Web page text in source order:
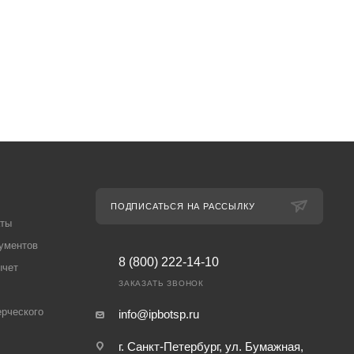
ПОДПИСАТЬСЯ НА РАССЫЛКУ
8 (800) 222-14-10
ЗАКАЗАТЬ ЗВОНОК
info@ipbotsp.ru
г. Санкт-Петербург, ул. Бумажная,